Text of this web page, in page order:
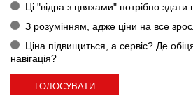
Ці "відра з цвяхами" потрібно
З розумінням, адже ціни на все
Ціна підвищиться, а сервіс? Де
навігація?